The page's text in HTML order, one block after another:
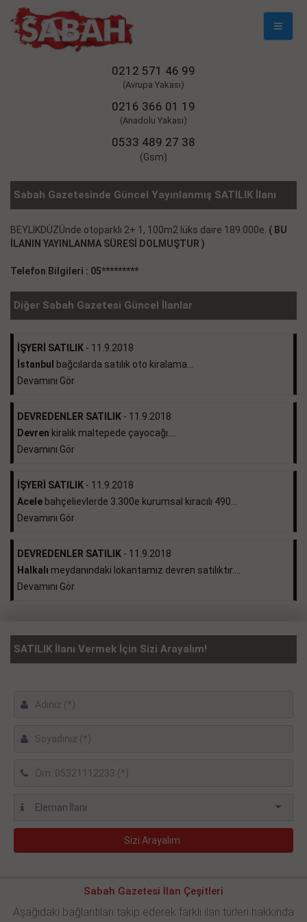
Mobil
0212 571 46 99
(Avrupa Yakası)
0216 366 01 19
(Anadolu Yakası)
0533 489 27 38
(Gsm)
Sabah Gazetesinde Güncel Yayınlanmış SATILIK İlanı
BEYLİKDÜZÜnde otoparklı 2+ 1, 100m2 lüks daire 189.000e. ( BU
İLANIN YAYINLANMA SÜRESİ DOLMUŞTUR )
Telefon Bilgileri : 05*********
Diğer Sabah Gazetesi Güncel İlanlar
İŞYERİ SATILIK - 11.9.2018
İstanbul
bağcılarda satılık oto kiralama...
Devamını Gör
DEVREDENLER SATILIK - 11.9.2018
Devren kiralık maltepede çayocağı....
Devamını Gör
İŞYERİ SATILIK - 11.9.2018
Acele bahçelievlerde 3.300e kurumsal kiracılı 490...
Devamını Gör
DEVREDENLER SATILIK - 11.9.2018
Halkalı meydanındaki lokantamız devren satılıktır....
Devamını Gör
SATILIK İlanı Vermek İçin Sizi Arayalım!
Sabah Gazetesi İlan Çeşitleri
Aşağıdaki bağlantıları takip ederek farklı ilan türleri hakkında